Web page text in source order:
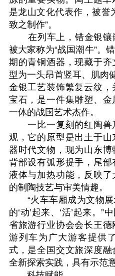
是龙山文化代表作，被誉
致之制作”。
在列车上，错金银镶
被大家称为“战国潮牛”。
期的青铜酒器，现藏于
型为一头昂首竖耳、肌肉
金银工艺装饰繁复云纹
宝石，是一件集雕塑、
一体的战国艺术杰作。
一比一复刻的红陶兽
观，它的原型是出土于
器时代文物，现为山东
背部设有弧形提手，尾
液体与加热功能，反映
的制陶技艺与审美情趣。
“火车车厢成为文物展
的‘动’起来、‘活’起来。
省旅游行业协会会长王
游列车为广大游客提供
式，是全国交文旅深度
全新探索实践，具有示范意